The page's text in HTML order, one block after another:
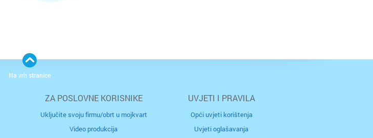
ZA POSLOVNE KORISNIKE
Uključite svoju firmu/obrt u mojkvart
Video produkcija
UVJETI I PRAVILA
Opći uvjeti korištenja
Uvjeti oglašavanja
Na vrh stranice